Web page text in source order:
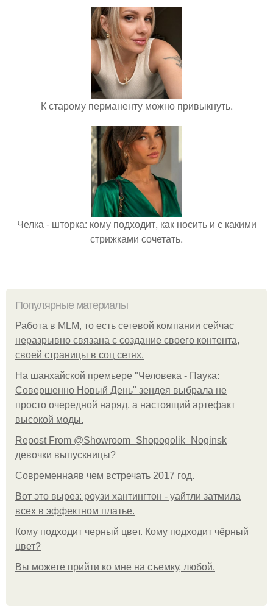
К старому перманенту можно привыкнуть.
Челка - шторка: кому подходит, как носить и с какими
стрижками сочетать.
Популярные материалы
Работа в MLM, то есть сетевой компании сейчас
неразрывно связана с создание своего контента,
своей страницы в соц сетях.
На шанхайской премьере "Человека - Паука:
Совершенно Новый День" зендея выбрала не
просто очередной наряд, а настоящий артефакт
высокой моды.
Repost From @Showroom_Shopogolik_Noginsk
девочки выпускницы?
Современнаяв чем встречать 2017 год.
Вот это вырез: роузи хантингтон - уайтли затмила
всех в эффектном платьe.
Кому подходит черный цвет. Кому подходит чёрный
цвет?
Вы можете прийти ко мне на съемку, любой.